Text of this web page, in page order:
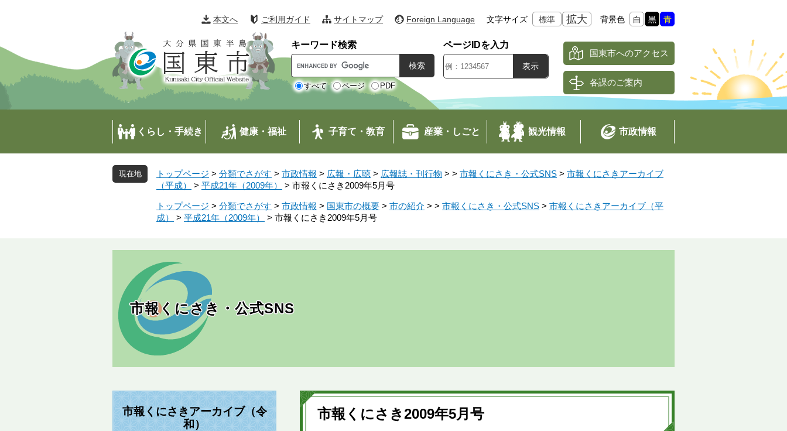
の
で
す
。
ー
ば
し
て
本文へ ご利用ガイド サイトマップ Foreign Language 文字サイズ 標準 拡大 背景色 白 黒 青
キーワード検索
o
o
l
ム
検
索
すべて ページ PDF
ページIDを入力
国東市へのアクセス
各課のご案内
くらし・手続き 健康・福祉 子育て・教育 産業・しごと 観光情報 市政情報
トップページ > 分類でさがす > 市政情報 > 広報・広聴 > 広報誌・刊行物 > > 市報くにさき・公式SNS > 市報くにさきアーカイブ
（平成）
> 平成21年（2009年） > 市報くにさき2009年5月号
トップページ > 分類でさがす > 市政情報 > 国東市の概要 > 市の紹介 > > 市報くにさき・公式SNS > 市報くにさきアーカイブ（平
成）
> 平成21年（2009年） > 市報くにさき2009年5月号
市報くにさき・公式SNS
本
文
市報くにさき2009年5月号
市報くにさきアーカイブ（令
和）